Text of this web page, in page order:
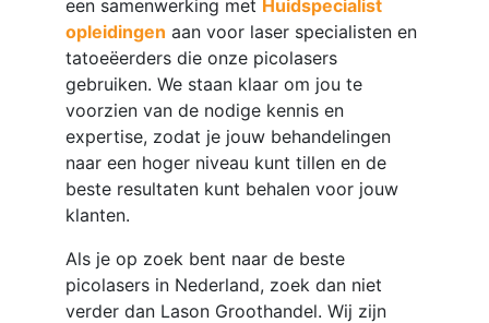
een samenwerking met Huidspecialist
opleidingen aan voor laser specialisten en
tatoeëerders die onze picolasers
gebruiken. We staan klaar om jou te
voorzien van de nodige kennis en
expertise, zodat je jouw behandelingen
naar een hoger niveau kunt tillen en de
beste resultaten kunt behalen voor jouw
klanten.
Als je op zoek bent naar de beste
picolasers in Nederland, zoek dan niet
verder dan Lason Groothandel. Wij zijn